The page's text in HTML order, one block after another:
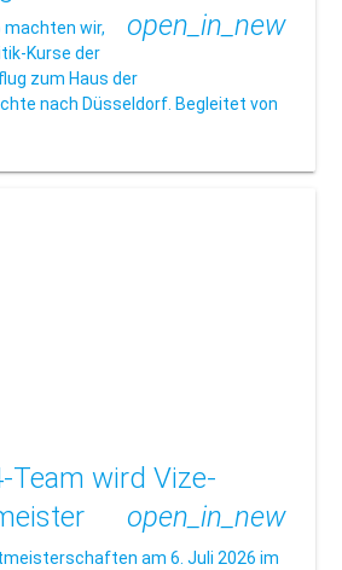
open_in_new
machten wir,
Kurse der
zum Haus der
nach Düsseldorf. Begleitet von
Team wird Vize-
open_in_new
am 6. Juli 2026 im